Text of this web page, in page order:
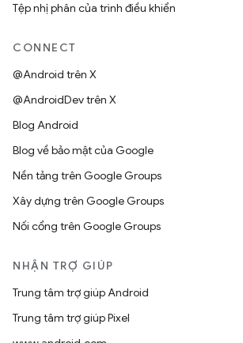
Tệp nhị phân của trình điều khiển
CONNECT
@Android trên X
@AndroidDev trên X
Blog Android
Blog về bảo mật của Google
Nền tảng trên Google Groups
Xây dựng trên Google Groups
Nối cổng trên Google Groups
NHẬN TRỢ GIÚP
Trung tâm trợ giúp Android
Trung tâm trợ giúp Pixel